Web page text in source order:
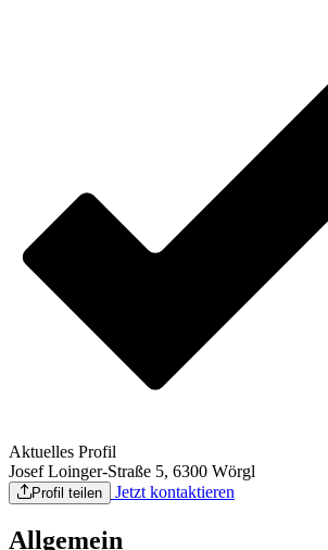
Aktuelles Profil
Josef Loinger-Straße 5, 6300 Wörgl
Profil teilen Jetzt kontaktieren
Allgemein